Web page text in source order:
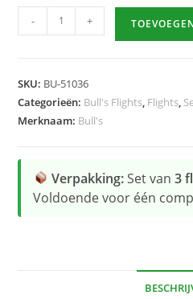
Chaos
hoeveelheid
- +
SKU: BU-51036
Categorieën: Bull's Flights Flights
Merknaam: Bull's
Verpakking:Set van 3
Voldoende voor één